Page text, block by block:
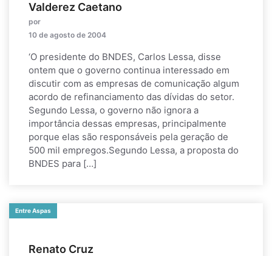
Valderez Caetano
por
10 de agosto de 2004
‘O presidente do BNDES, Carlos Lessa, disse
ontem que o governo continua interessado em
discutir com as empresas de comunicação algum
acordo de refinanciamento das dívidas do setor.
Segundo Lessa, o governo não ignora a
importância dessas empresas, principalmente
porque elas são responsáveis pela geração de
500 mil empregos.Segundo Lessa, a proposta do
BNDES para […]
Entre Aspas
Renato Cruz